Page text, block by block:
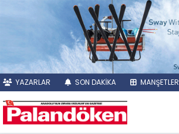
YAZARLAR SON DAKİKA MANŞETLER